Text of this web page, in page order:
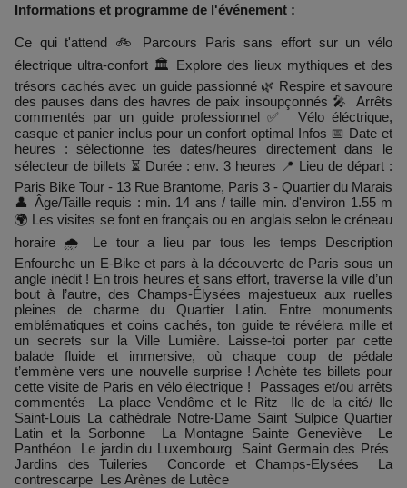
Informations et programme de l'événement :
Ce qui t'attend 🚲 Parcours Paris sans effort sur un vélo
électrique ultra-confort 🏛️ Explore des lieux mythiques et des
trésors cachés avec un guide passionné 🌿 Respire et savoure
des pauses dans des havres de paix insoupçonnés 🎤 Arrêts
commentés par un guide professionnel ✅ Vélo éléctrique,
casque et panier inclus pour un confort optimal Infos 📅 Date et
heures : sélectionne tes dates/heures directement dans le
sélecteur de billets ⏳ Durée : env. 3 heures 📍 Lieu de départ :
Paris Bike Tour - 13 Rue Brantome, Paris 3 - Quartier du Marais
👤 Âge/Taille requis : min. 14 ans / taille min. d'environ 1.55 m
🌍 Les visites se font en français ou en anglais selon le créneau
horaire 🌧 Le tour a lieu par tous les temps Description
Enfourche un E-Bike et pars à la découverte de Paris sous un
angle inédit ! En trois heures et sans effort, traverse la ville d’un
bout à l’autre, des Champs-Élysées majestueux aux ruelles
pleines de charme du Quartier Latin. Entre monuments
emblématiques et coins cachés, ton guide te révélera mille et
un secrets sur la Ville Lumière. Laisse-toi porter par cette
balade fluide et immersive, où chaque coup de pédale
t’emmène vers une nouvelle surprise ! Achète tes billets pour
cette visite de Paris en vélo électrique ! ​​​​​​ Passages et/ou arrêts
commentés La place Vendôme et le Ritz Ile de la cité/ Ile
Saint-Louis La cathédrale Notre-Dame Saint Sulpice Quartier
Latin et la Sorbonne La Montagne Sainte Geneviève Le
Panthéon Le jardin du Luxembourg Saint Germain des Prés
Jardins des Tuileries Concorde et Champs-Elysées La
contrescarpe Les Arènes de Lutèce